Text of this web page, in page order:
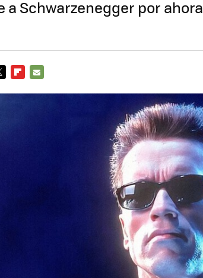
a Schwarzenegger por